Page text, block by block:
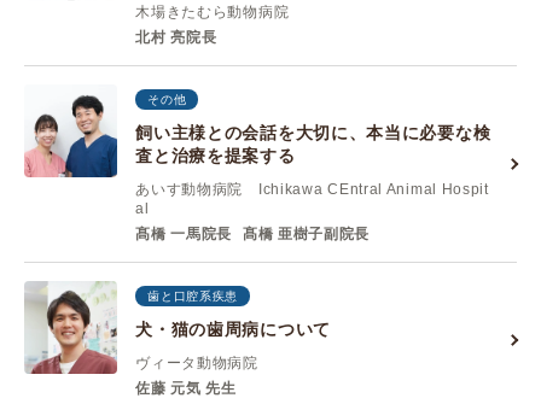
木場きたむら動物病院
北村 亮院長
その他
飼い主様との会話を大切に、本当に必要な検
査と治療を提案する
あいす動物病院 Ichikawa CEntral Animal Hospit
al
髙橋 一馬院長
髙橋 亜樹子副院長
歯と口腔系疾患
犬・猫の歯周病について
ヴィータ動物病院
佐藤 元気 先生